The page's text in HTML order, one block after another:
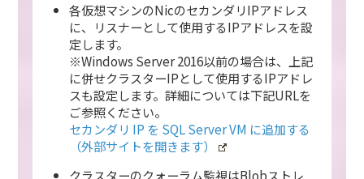
各仮想マシンのNicのセカンダリIPアドレス
に、リスナーとして使用するIPアドレスを設
定します。
※Windows Server 2016以前の場合は、上記
に併せクラスターIPとして使用するIPアドレ
スも設定します。詳細については下記URLを
ご参照ください。
セカンダリ IP を SQL Server VM に追加する
（外部サイトを開きます）
クラスターのクォーラム監視はBlobストレ